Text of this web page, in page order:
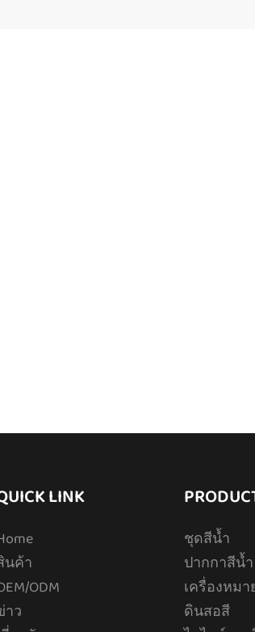
LINK
นค้า
ODM
าว
ชุดสีน้ำ
ปากกาสีน้ำ
เครื่องหมา
ดินสอสี